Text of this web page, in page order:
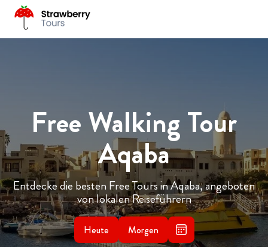
Free Walking Tour
Aqaba
Entdecke die besten Free Tours in Aqaba, angeboten
von lokalen Reiseführern
Heute Morgen